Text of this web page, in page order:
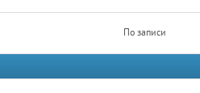
По записи